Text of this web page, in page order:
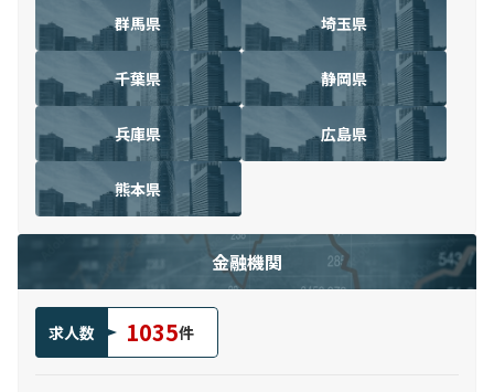
群馬県 埼玉県
千葉県 静岡県
兵庫県 広島県
熊本県
金融機関
求人数 1035件